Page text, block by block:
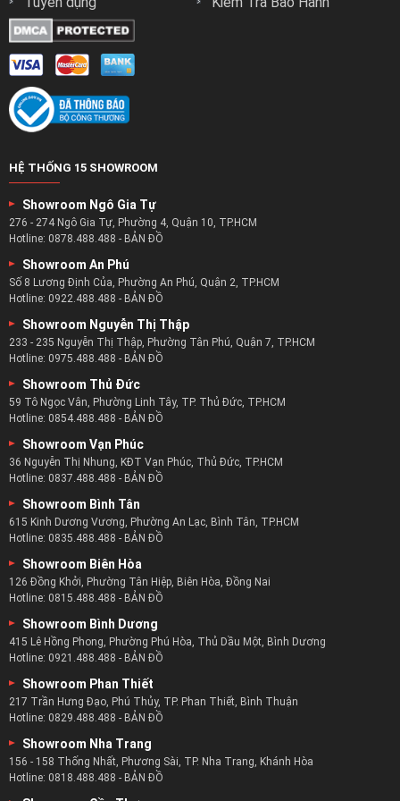
trên những phương pháp tiên tiến và hiện đại nhất.
Với hệ thống máy móc hiện đại với năng suất và độ chính
xác cao trong từng khâu.
Đảm bảo mang đến cho khách hàng những
nhấtvà êm ái nhất.
Chất lượng chính là điều mà zSofa cam kết với mọi sản
HỆ THỐNG 15 SHOWROOM
Showroom Ngô Gia Tự
276 - 274 Ngô Gia Tự, Phường 4, Quận 10, TP.HCM
Hotline: 0878.488.488 - BẢN ĐỒ
Showroom An Phú
Số 8 Lương Định Của, Phường An Phú, Quận 2, TP.HCM
Hotline: 0922.488.488 - BẢN ĐỒ
Showroom Nguyễn Thị Thập
233 - 235 Nguyễn Thị Thập, Phường Tân Phú, Quận 7, TP.HCM
Hotline: 0975.488.488 - BẢN ĐỒ
Showroom Thủ Đức
59 Tô Ngọc Vân, Phường Linh Tây, TP. Thủ Đức, TP.HCM
Hotline: 0854.488.488 - BẢN ĐỒ
Showroom Vạn Phúc
36 Nguyễn Thị Nhung, KĐT Vạn Phúc, Thủ Đức, TP.HCM
Hotline: 0837.488.488 - BẢN ĐỒ
Showroom Bình Tân
615 Kinh Dương Vương, Phường An Lạc, Bình Tân, TP.HCM
Hotline: 0835.488.488 - BẢN ĐỒ
Showroom Biên Hòa
126 Đồng Khởi, Phường Tân Hiệp, Biên Hòa, Đồng Nai
Hotline: 0815.488.488 - BẢN ĐỒ
Showroom Bình Dương
415 Lê Hồng Phong, Phường Phú Hòa, Thủ Dầu Một, Bình Dương
Hotline: 0921.488.488 - BẢN ĐỒ
Showroom Phan Thiết
217 Trần Hưng Đạo, Phú Thủy, TP. Phan Thiết, Bình Thuận
Hotline: 0829.488.488 - BẢN ĐỒ
Showroom Nha Trang
156 - 158 Thống Nhất, Phương Sài, TP. Nha Trang, Khánh Hòa
Hotline: 0818.488.488 - BẢN ĐỒ